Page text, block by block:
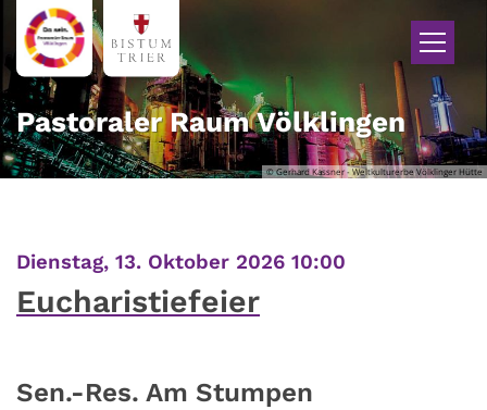
Zum Inhalt springen
© Gerhard Kassner - Weltkulturerbe Völklinger Hütte
Pastoraler Raum Völklingen
Dienstag, 13. Oktober 2026 10:00
Eucharistiefeier
Sen.-Res. Am Stumpen